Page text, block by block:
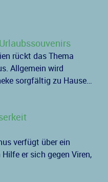
rückt das Thema
Allgemein wird
sorgfältig zu Hause…
verfügt über ein
er sich gegen Viren,